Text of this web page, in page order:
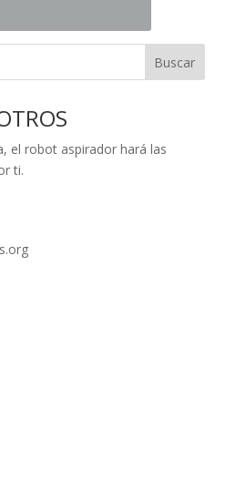
Buscar
el robot aspirador hará las
ti.